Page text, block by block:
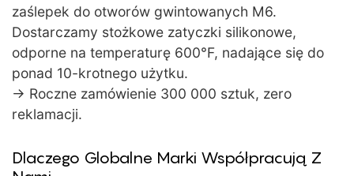
zaślepek do otworów gwintowanych M6.
Dostarczamy stożkowe zatyczki silikonowe,
odporne na temperaturę 600°F, nadające się do
ponad 10-krotnego użytku.
→ Roczne zamówienie 300 000 sztuk, zero
reklamacji.
Dlaczego Globalne Marki Współpracują Z